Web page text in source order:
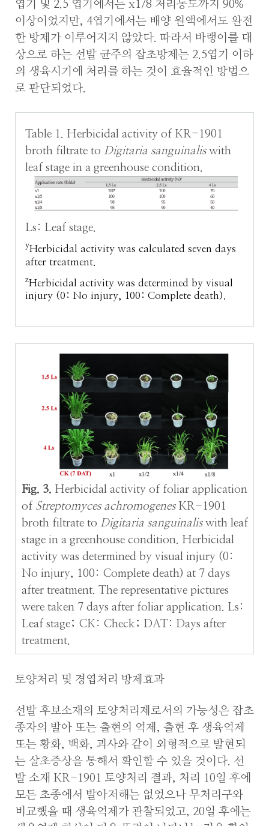
엽기 및 2.5 엽기에서는 x1/8 처리농도까지 90%
이상이었지만, 4엽기에서는 배양 원액에서도 완전
한 방제가 이루어지지 않았다. 따라서 바랭이를 대
상으로 하는 선발 균주의 잡초방제는 2.5엽기 이하
의 생육시기에 처리를 하는 것이 효율적인 방법으
로 판단되었다.
Table 1. Herbicidal activity of KR-1901
broth filtrate to Digitaria sanguinaliswith
leaf stage in a greenhouse condition.
Ls: Leaf stage.
yHerbicidal activity was calculated seven days
after treatment.
zHerbicidal activity was determined by visual
injury (0: No injury, 100: Complete death).
Fig. 3. Herbicidal activity of foliar application
of Streptomyces achromogenesKR-1901
broth filtrate to Digitaria sanguinaliswith leaf
stage in a greenhouse condition. Herbicidal
activity was determined by visual injury (0:
No injury, 100: Complete death) at 7 days
after treatment. The representative pictures
were taken 7 days after foliar application. Ls:
Leaf stage; CK: Check; DAT: Days after
treatment.
토양처리 및 경엽처리 방제효과
선발 후보소재의 토양처리제로서의 가능성은 잡초
종자의 발아 또는 출현의 억제, 출현 후 생육억제
또는 황화, 백화, 괴사와 같이 외형적으로 발현되
는 살초증상을 통해서 확인할 수 있을 것이다. 선
발 소재 KR-1901 토양처리 결과, 처리 10일 후에
모든 초종에서 발아저해는 없었으나 무처리구와
비교했을 때 생육억제가 관찰되었고, 20일 후에는